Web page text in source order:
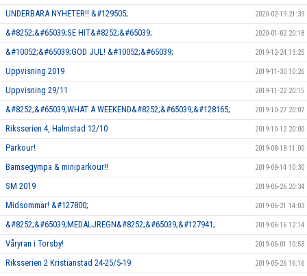
UNDERBARA NYHETER!! &#129505; 2020-02-19 21:39
&#8252;&#65039;SE HIT&#8252;&#65039; 2020-01-02 20:18
&#10052;&#65039;GOD JUL! &#10052;&#65039; 2019-12-24 13:25
Uppvisning 2019 2019-11-30 10:26
Uppvisning 29/11 2019-11-22 20:15
&#8252;&#65039;WHAT A WEEKEND&#8252;&#65039;&#128165; 2019-10-27 20:07
Riksserien 4, Halmstad 12/10 2019-10-12 20:00
Parkour! 2019-08-18 11:00
Bamsegympa & miniparkour!! 2019-08-14 10:30
SM 2019 2019-06-26 20:34
Midsommar! &#127800; 2019-06-21 14:03
&#8252;&#65039;MEDALJREGN&#8252;&#65039;&#127941; 2019-06-16 12:14
Våryran i Torsby! 2019-06-01 10:53
Riksserien 2 Kristianstad 24-25/5-19 2019-05-26 16:16